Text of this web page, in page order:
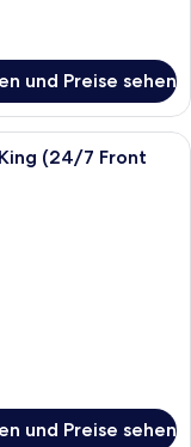
und Preise sehen
Wohnzimmer mit
(24/7 Front
und Preise sehen